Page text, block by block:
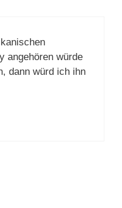
angehören würde
dann würd ich ihn